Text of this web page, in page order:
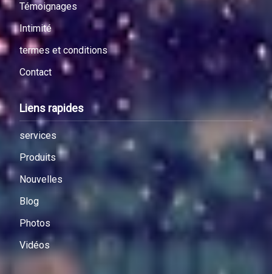
Témoignages
Intimité
termes et conditions
Contact
Liens rapides
services
Produits
Nouvelles
Blog
Photos
Vidéos